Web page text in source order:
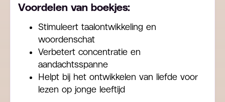
Voordelen van boekjes:
Stimuleert taalontwikkeling en
woordenschat
Verbetert concentratie en
aandachtsspanne
Helpt bij het ontwikkelen van liefde voor
lezen op jonge leeftijd